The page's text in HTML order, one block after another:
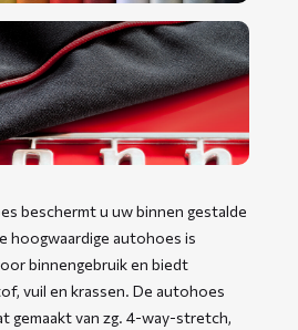
beschermt u uw binnen gestalde
hoogwaardige autohoes is
binnengebruik en biedt
vuil en krassen. De autohoes
gemaakt van zg. 4-way-stretch,